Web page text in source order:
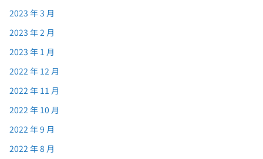
2023 年 3 月
2023 年 2 月
2023 年 1 月
2022 年 12 月
2022 年 11 月
2022 年 10 月
2022 年 9 月
2022 年 8 月